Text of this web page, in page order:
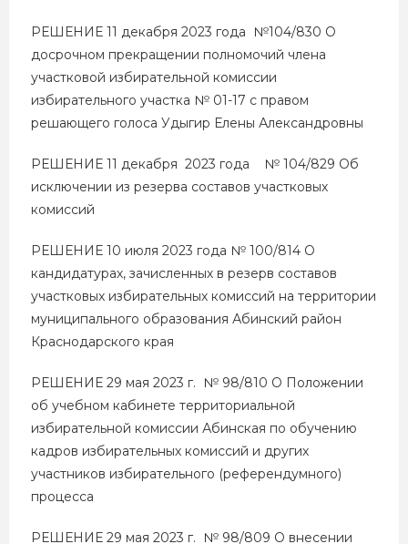
РЕШЕНИЕ 11 декабря 2023 года №104/830 О
досрочном прекращении полномочий члена
участковой избирательной комиссии
избирательного участка № 01-17 с правом
решающего голоса Удыгир Елены Александровны
РЕШЕНИЕ 11 декабря 2023 года № 104/829 Об
исключении из резерва составов участковых
комиссий
РЕШЕНИЕ 10 июля 2023 года № 100/814 О
кандидатурах, зачисленных в резерв составов
участковых избирательных комиссий на территории
муниципального образования Абинский район
Краснодарского края
РЕШЕНИЕ 29 мая 2023 г. № 98/810 О Положении
об учебном кабинете территориальной
избирательной комиссии Абинская по обучению
кадров избирательных комиссий и других
участников избирательного (референдумного)
процесса
РЕШЕНИЕ 29 мая 2023 г. № 98/809 О внесении